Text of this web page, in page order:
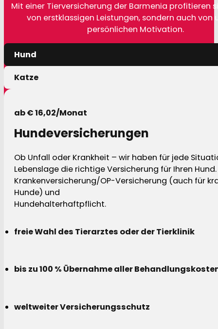
Mit einer Tierversicherung der Barmenia profitieren
von erstklassigen Leistungen, sondern auch von
persönlichen Motivation.
Hund
Katze
ab € 16,02/Monat
Hundeversicherungen
Ob Unfall oder Krankheit – wir haben für jede
Lebenslage die richtige Versicherung für Ihren Hund.
Krankenversicherung/OP-Versicherung (auch für
Hunde) und
Hundehalterhaftpflicht.
freie Wahl des Tierarztes oder der Tierklinik
bis zu 100 % Übernahme aller
weltweiter Versicherungsschutz